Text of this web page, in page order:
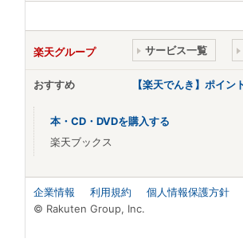
楽天グループ サービス一覧
おすすめ 【楽天でんき】ポイ
本・CD・DVDを購入する
楽天ブックス
企業情報 利用規約 個人情報保護方針
© Rakuten Group, Inc.